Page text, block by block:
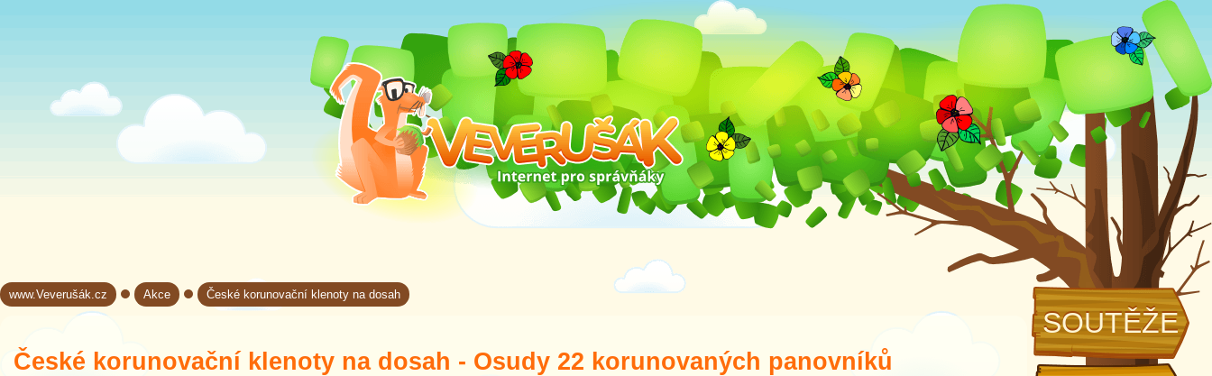
SOUTĚŽE
www.Veverušák.cz→ Akce
→ České korunovační klenoty na dosah
České korunovační klenoty na dosah - Osudy 22 korunovaných panovníků